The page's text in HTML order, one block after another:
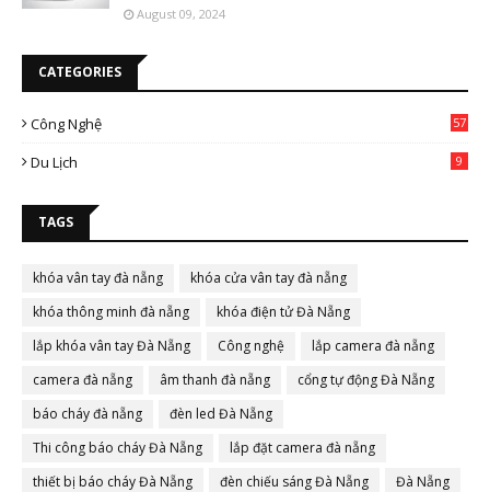
August 09, 2024
CATEGORIES
Công Nghệ 57
Du Lịch 9
TAGS
khóa vân tay đà nẵng
khóa cửa vân tay đà nẵng
khóa thông minh đà nẵng
khóa điện tử Đà Nẵng
lắp khóa vân tay Đà Nẵng
Công nghệ
lắp camera đà nẵng
camera đà nẵng
âm thanh đà nẵng
cổng tự động Đà Nẵng
báo cháy đà nẵng
đèn led Đà Nẵng
Thi công báo cháy Đà Nẵng
lắp đặt camera đà nẵng
thiết bị báo cháy Đà Nẵng
đèn chiếu sáng Đà Nẵng
Đà Nẵng